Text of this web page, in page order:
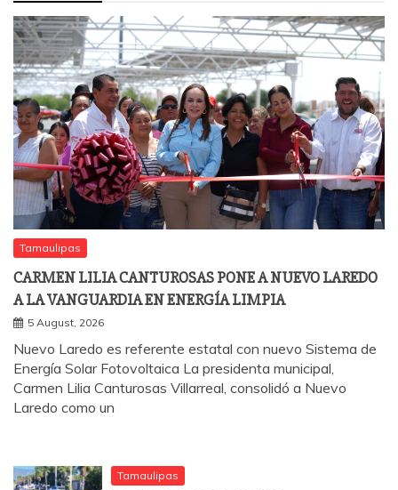
Tamaulipas
CARMEN LILIA CANTUROSAS PONE A NUEVO LAREDO
A LA VANGUARDIA EN ENERGÍA LIMPIA
5 August, 2026
Nuevo Laredo es referente estatal con nuevo Sistema de
Energía Solar Fotovoltaica La presidenta municipal,
Carmen Lilia Canturosas Villarreal, consolidó a Nuevo
Laredo como un
Tamaulipas